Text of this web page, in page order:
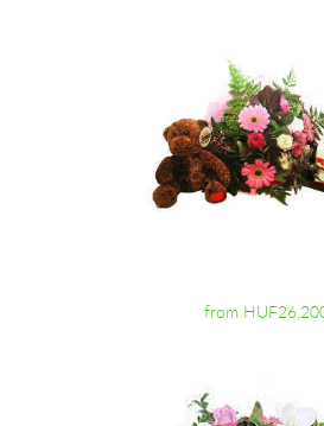
from